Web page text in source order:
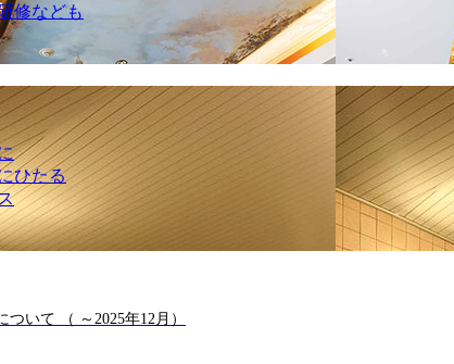
修なども
ひたる
いて （ ～2025年12月）